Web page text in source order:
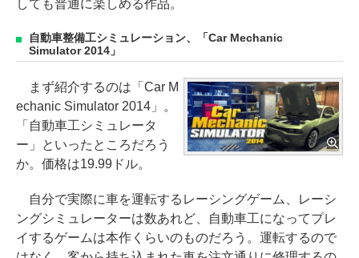
しても普通に楽しめる作品。
自動車整備工シミュレーション、「Car Mechanic
Simulator 2014」
まず紹介するのは「Car M
echanic Simulator 2014」。
「自動車工シミュレータ
ー」といったところだろう
か。価格は19.99ドル。
自分で実際に車を運転するレーシングゲーム、レーシ
ングシミュレーターは数あれど、自動車工になってプレ
イするゲームは本作くらいのものだろう。運転するので